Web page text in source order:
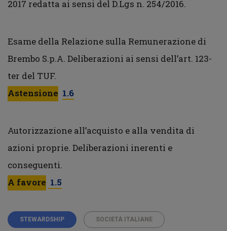
2017 redatta ai sensi del D.Lgs n. 254/2016.
Esame della Relazione sulla Remunerazione di
Brembo S.p.A. Deliberazioni ai sensi dell’art. 123-
ter del TUF.
Astensione 1.6
Autorizzazione all’acquisto e alla vendita di
azioni proprie. Deliberazioni inerenti e
conseguenti.
A favore 1.5
STEWARDSHIP SOCIETÀ ITALIANE